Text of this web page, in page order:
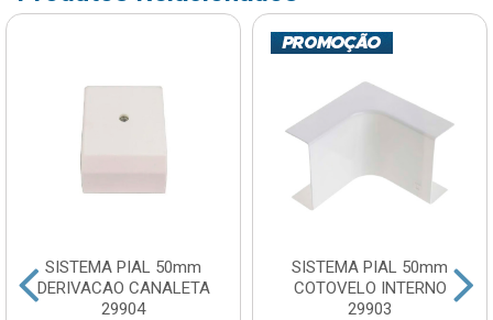
SISTEMA PIAL 50mm
DERIVACAO CANALETA
29904
SISTEMA PIAL 50mm
COTOVELO INTERNO
29903